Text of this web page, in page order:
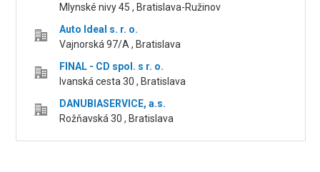
Mlynské nivy 45 , Bratislava-Ružinov
Auto Ideal s. r. o.
Vajnorská 97/A , Bratislava
FINAL - CD spol. s r. o.
Ivanská cesta 30 , Bratislava
DANUBIASERVICE, a.s.
Rožňavská 30 , Bratislava